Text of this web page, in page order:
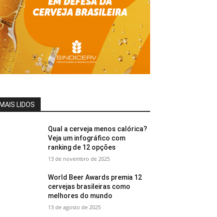
LIDOS
Qual a cerveja menos calórica?
Veja um infográfico com
ranking de 12 opções
13 de novembro de 2025
World Beer Awards premia 12
cervejas brasileiras como
melhores do mundo
13 de agosto de 2025